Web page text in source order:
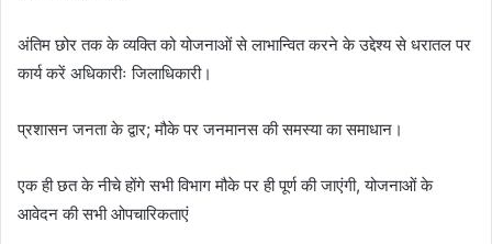
अंतिम छोर तक के व्यक्ति को योजनाओं से लाभान्वित करने के उद्देश्य से धरातल पर
कार्य करें अधिकारीः जिलाधिकारी।
प्रशासन जनता के द्वार; मौके पर जनमानस की समस्या का समाधान।
एक ही छत के नीचे होंगे सभी विभाग मौके पर ही पूर्ण की जाएंगी, योजनाओं के
आवेदन की सभी ओपचारिकताएं